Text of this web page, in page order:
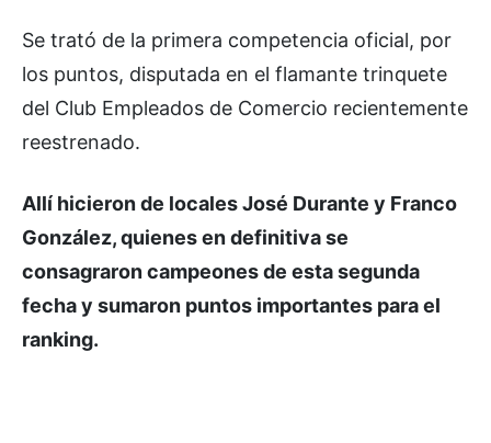
Se trató de la primera competencia oficial, por
los puntos, disputada en el flamante trinquete
del Club Empleados de Comercio recientemente
reestrenado.
Allí hicieron de locales José Durante y Franco
González, quienes en definitiva se
consagraron campeones de esta segunda
fecha y sumaron puntos importantes para el
ranking.